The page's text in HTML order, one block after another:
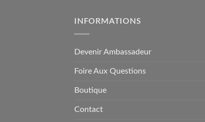
INFORMATIONS
Devenir Ambassadeur
Foire Aux Questions
Boutique
Contact